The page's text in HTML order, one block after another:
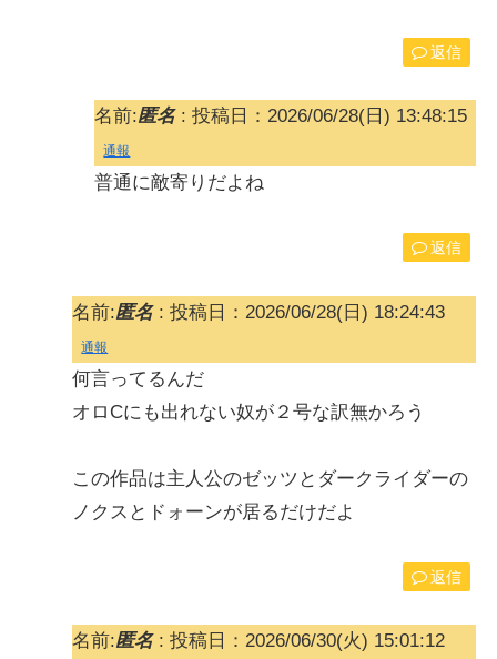
返信
名前:匿名: 投稿日：2026/06/28(日) 13:48:15
通報
普通に敵寄りだよね
返信
名前:匿名: 投稿日：2026/06/28(日) 18:24:43
通報
何言ってるんだ
オロCにも出れない奴が２号な訳無かろう
この作品は主人公のゼッツとダークライダーの
ノクスとドォーンが居るだけだよ
返信
名前:匿名: 投稿日：2026/06/30(火) 15:01:12